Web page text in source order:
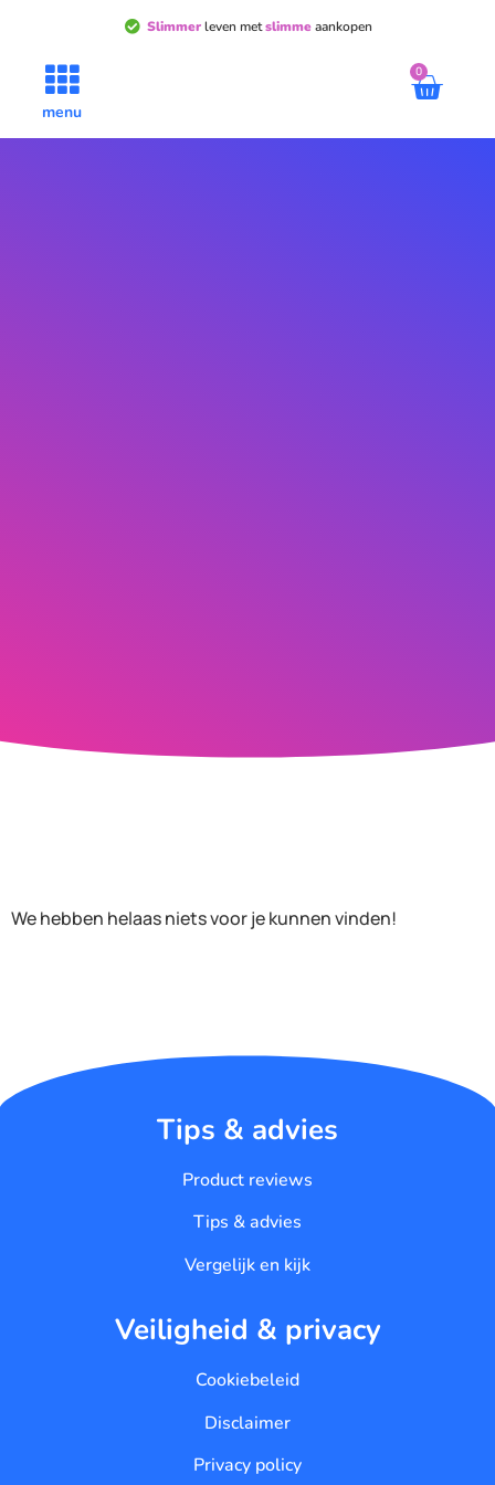
Slimmerleven metslimmeaankopen
menu
0
We hebben helaas niets voor je kunnen vinden!
Tips & advies
Product reviews
Tips & advies
Vergelijk en kijk
Veiligheid & privacy
Cookiebeleid
Disclaimer
Privacy policy